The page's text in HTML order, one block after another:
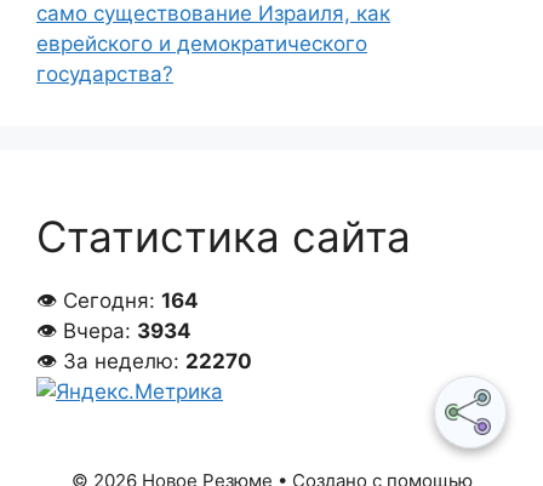
само существование Израиля, как
еврейского и демократического
государства?
Статистика сайта
👁 Сегодня: 164
👁 Вчера: 3934
👁 За неделю: 22270
© 2026 Новое Резюме • Создано с помощью